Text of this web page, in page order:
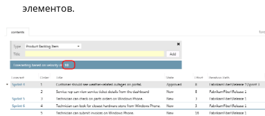
элементов.